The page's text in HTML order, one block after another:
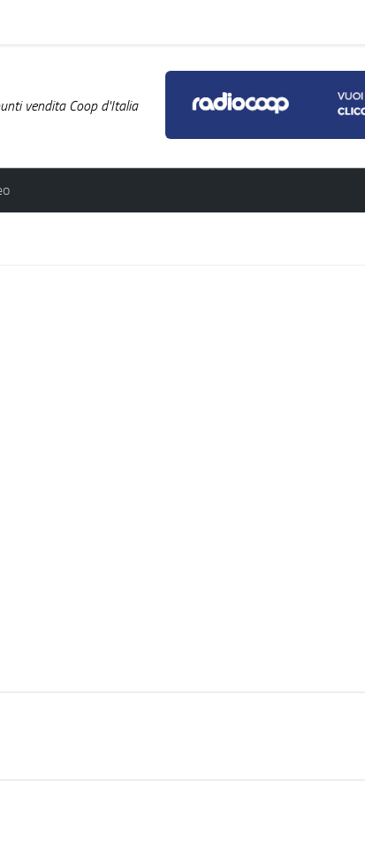
vendita Coop d'Italia